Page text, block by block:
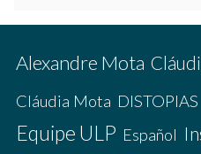
Alexandre Mota
Cláudia Mota DISTOPIAS
Equipe ULP Español